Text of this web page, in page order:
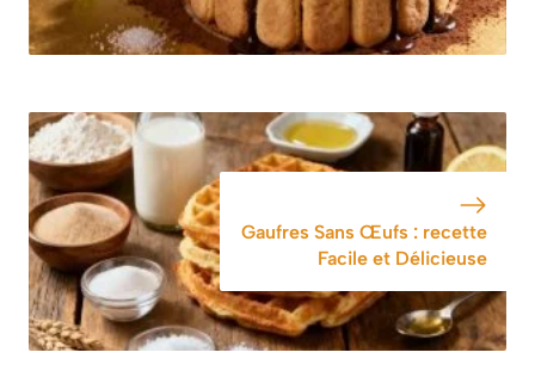
Gaufres Sans Œufs : recette
Facile et Délicieuse